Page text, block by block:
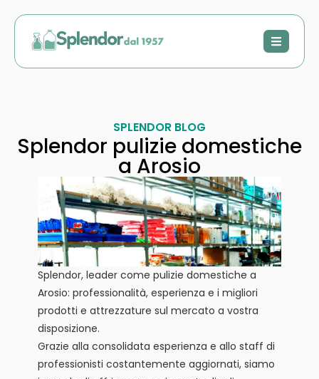
SPLENDOR BLOG
Splendor pulizie domestiche
a Arosio
Splendor, leader come pulizie domestiche a
Arosio: professionalità, esperienza e i migliori
prodotti e attrezzature sul mercato a vostra
disposizione.
Grazie alla consolidata esperienza e allo staff di
professionisti costantemente aggiornati, siamo